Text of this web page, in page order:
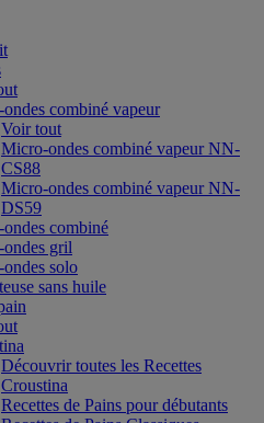
combiné vapeur
Voir tout
Micro-ondes combiné vapeur NN-
CS88
Micro-ondes combiné vapeur NN-
DS59
combiné
gril
solo
sans huile
Découvrir toutes les Recettes
Croustina
Recettes de Pains pour débutants